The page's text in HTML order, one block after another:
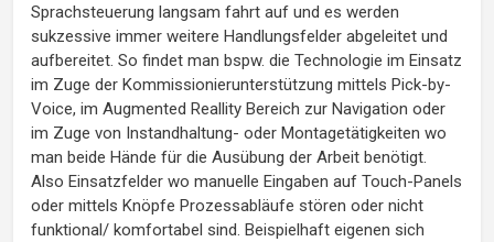
Sprachsteuerung langsam fahrt auf und es werden
sukzessive immer weitere Handlungsfelder abgeleitet und
aufbereitet. So findet man bspw. die Technologie im Einsatz
im Zuge der Kommissionierunterstützung mittels Pick-by-
Voice, im Augmented Reallity Bereich zur Navigation oder
im Zuge von Instandhaltung- oder Montagetätigkeiten wo
man beide Hände für die Ausübung der Arbeit benötigt.
Also Einsatzfelder wo manuelle Eingaben auf Touch-Panels
oder mittels Knöpfe Prozessabläufe stören oder nicht
funktional/ komfortabel sind. Beispielhaft eigenen sich